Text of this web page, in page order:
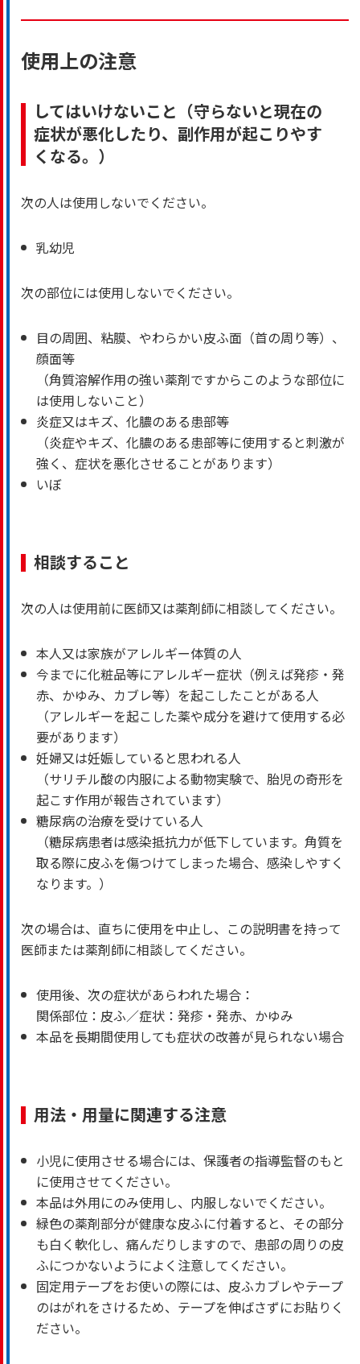
使用上の注意
してはいけないこと（守らないと現在の
症状が悪化したり、副作用が起こりやす
くなる。）
次の人は使用しないでください。
乳幼児
次の部位には使用しないでください。
目の周囲、粘膜、やわらかい皮ふ面（首の周り等）、
顔面等
（角質溶解作用の強い薬剤ですからこのような部位に
は使用しないこと）
炎症又はキズ、化膿のある患部等
（炎症やキズ、化膿のある患部等に使用すると刺激が
強く、症状を悪化させることがあります）
いぼ
相談すること
次の人は使用前に医師又は薬剤師に相談してください。
本人又は家族がアレルギー体質の人
今までに化粧品等にアレルギー症状（例えば発疹・発
赤、かゆみ、カブレ等）を起こしたことがある人
（アレルギーを起こした薬や成分を避けて使用する必
要があります）
妊婦又は妊娠していると思われる人
（サリチル酸の内服による動物実験で、胎児の奇形を
起こす作用が報告されています）
糖尿病の治療を受けている人
（糖尿病患者は感染抵抗力が低下しています。角質を
取る際に皮ふを傷つけてしまった場合、感染しやすく
なります。）
次の場合は、直ちに使用を中止し、この説明書を持って
医師または薬剤師に相談してください。
使用後、次の症状があらわれた場合：
関係部位：皮ふ／症状：発疹・発赤、かゆみ
本品を長期間使用しても症状の改善が見られない場合
用法・用量に関連する注意
小児に使用させる場合には、保護者の指導監督のもと
に使用させてください。
本品は外用にのみ使用し、内服しないでください。
緑色の薬剤部分が健康な皮ふに付着すると、その部分
も白く軟化し、痛んだりしますので、患部の周りの皮
ふにつかないようによく注意してください。
固定用テープをお使いの際には、皮ふカブレやテープ
のはがれをさけるため、テープを伸ばさずにお貼りく
ださい。